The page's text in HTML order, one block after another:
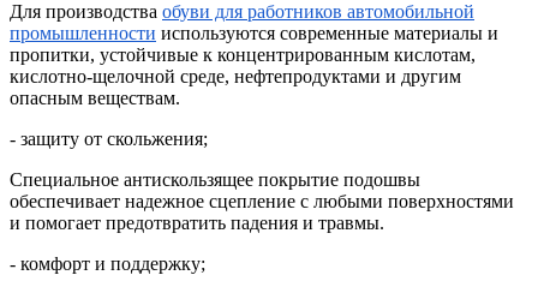
Для производства обуви для работников автомобильной
промышленности используются современные материалы и
пропитки, устойчивые к концентрированным кислотам,
кислотно-щелочной среде, нефтепродуктами и другим
опасным веществам.
- защиту от скольжения;
Специальное антискользящее покрытие подошвы
обеспечивает надежное сцепление с любыми поверхностями
и помогает предотвратить падения и травмы.
- комфорт и поддержку;